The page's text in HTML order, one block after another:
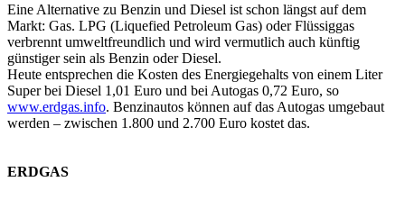
Eine Alternative zu Benzin und Diesel ist schon längst auf dem
Markt: Gas. LPG (Liquefied Petroleum Gas) oder Flüssiggas
verbrennt umweltfreundlich und wird vermutlich auch künftig
günstiger sein als Benzin oder Diesel.
Heute entsprechen die Kosten des Energiegehalts von einem Liter
Super bei Diesel 1,01 Euro und bei Autogas 0,72 Euro, so
www.erdgas.info. Benzinautos können auf das Autogas umgebaut
werden – zwischen 1.800 und 2.700 Euro kostet das.
ERDGAS